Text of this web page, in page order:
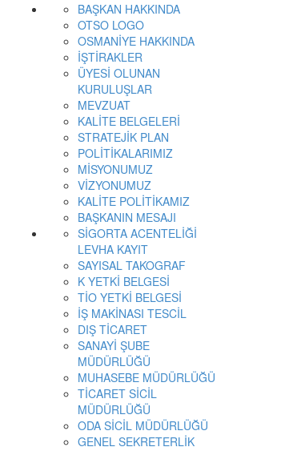
BAŞKAN HAKKINDA
OTSO LOGO
OSMANİYE HAKKINDA
İŞTİRAKLER
ÜYESİ OLUNAN
KURULUŞLAR
MEVZUAT
KALİTE BELGELERİ
STRATEJİK PLAN
POLİTİKALARIMIZ
MİSYONUMUZ
VİZYONUMUZ
KALİTE POLİTİKAMIZ
BAŞKANIN MESAJI
SİGORTA ACENTELİĞİ
LEVHA KAYIT
SAYISAL TAKOGRAF
K YETKİ BELGESİ
TİO YETKİ BELGESİ
İŞ MAKİNASI TESCİL
DIŞ TİCARET
SANAYİ ŞUBE
MÜDÜRLÜĞÜ
MUHASEBE MÜDÜRLÜĞÜ
TİCARET SİCİL
MÜDÜRLÜĞÜ
ODA SİCİL MÜDÜRLÜĞÜ
GENEL SEKRETERLİK